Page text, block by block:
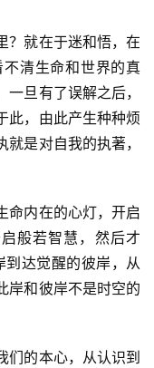
？就在于迷和悟，在
清生命和世界的真
旦有了误解之后，
此，由此产生种种烦
是对自我的执著，
命内在的心灯，开启
般若智慧，然后才
达觉醒的彼岸，从
岸和彼岸不是时空的
们的本心，从认识到